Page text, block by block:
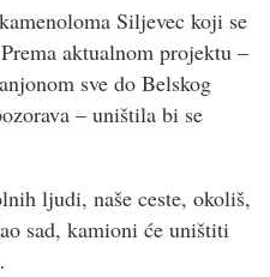
Siljevec koji se
aktualnom projektu –
sve do Belskog
– uništila bi se
ljudi, naše ceste, okoliš,
sad, kamioni će uništiti